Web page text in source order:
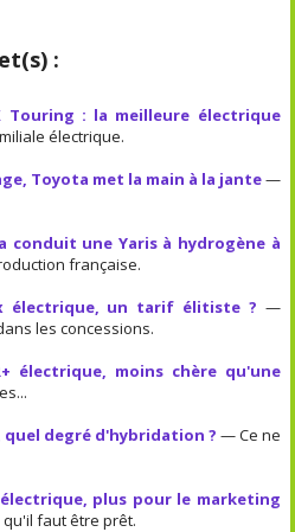
:
Touring : la meilleure électrique
électrique.
Toyota met la main à la jante—
conduit une Yaris à hydrogène à
française.
électrique, un tarif élitiste ? —
les concessions.
électrique, moins chère qu'une
quel degré d'hybridation ? — Ce ne
plus pour le marketing
faut être prêt.